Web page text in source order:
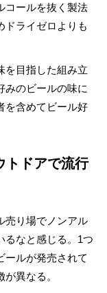
コールを抜く製法
ドライゼロよりも
目指した組み立
みのビールの味に
を含めてビール好
トドアで流行
売り場でノンアル
るなと感じる。1つ
ールが発売されて
異なる。